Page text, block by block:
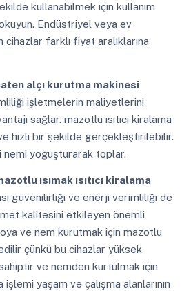
kullanabilmek için kullanım
Endüstriyel veya ev
cihazlar farklı fiyat aralıklarına
alçı kurutma makinesi
işletmelerin maliyetlerini
sağlar. mazotlu ısıtıcı kiralama
hızlı bir şekilde gerçekleştirilebilir.
nemi yoğuşturarak toplar.
ısımak ısıtıcı kiralama
güvenilirliği ve enerji verimliliği de
kalitesini etkileyen önemli
ve nem kurutmak için mazotlu
edilir çünkü bu cihazlar yüksek
ve nemden kurtulmak için
yaşam ve çalışma alanlarının